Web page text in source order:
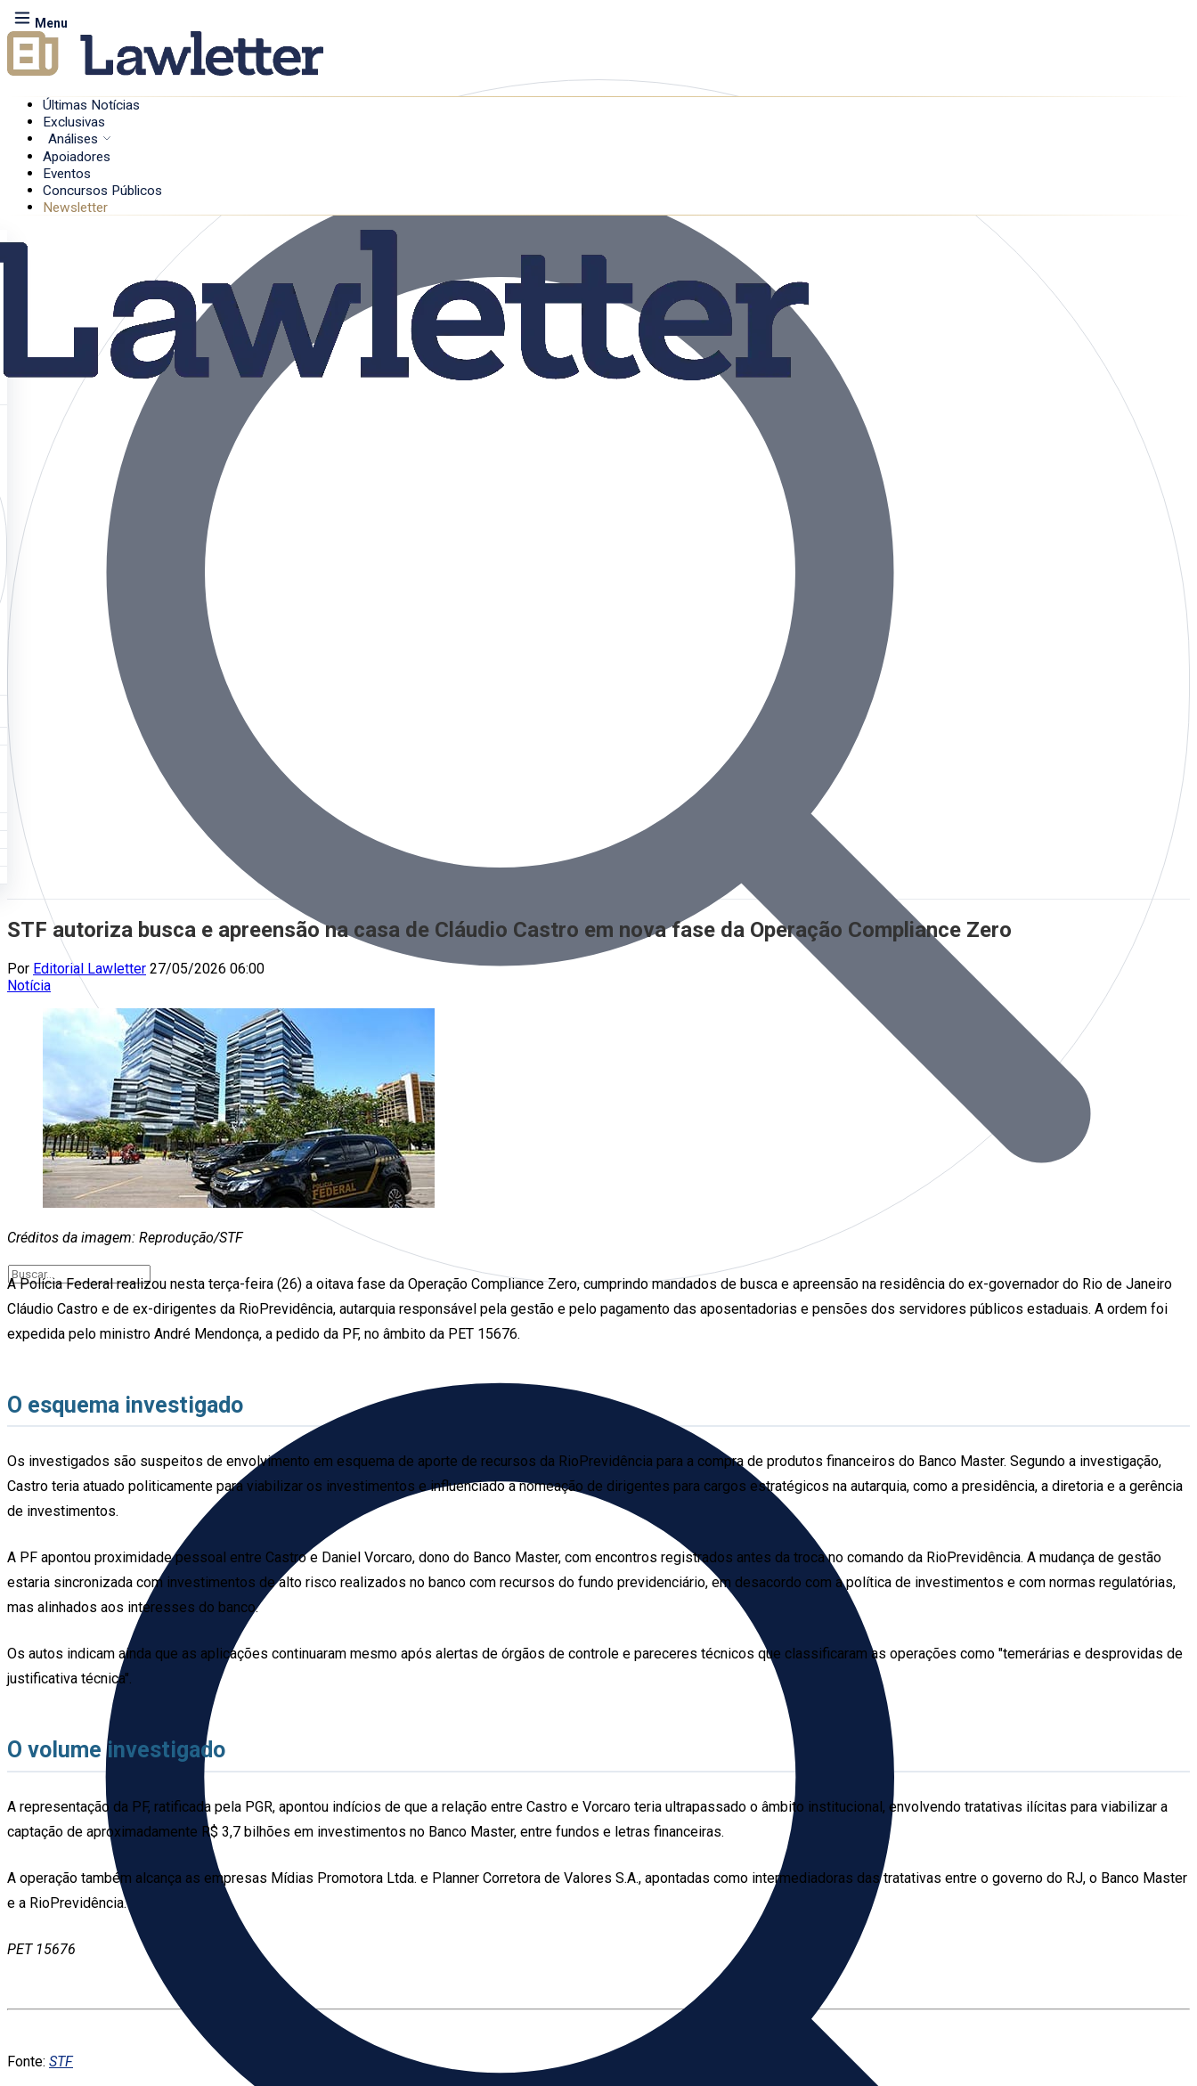
Menu
Últimas Notícias
Exclusivas
Análises
Apoiadores
Eventos
Concursos Públicos
Newsletter
STF autoriza busca e apreensão na casa de Cláudio Castro em nova fase da Operação Compliance Zero
Por Editorial Lawletter 27/05/2026 06:00
Notícia
Créditos da imagem: Reprodução/STF
A Polícia Federal realizou nesta terça-feira (26) a oitava fase da Operação Compliance Zero, cumprindo mandados de busca e apreensão na residência do ex-governador do Rio de Janeiro
Cláudio Castro e de ex-dirigentes da RioPrevidência, autarquia responsável pela gestão e pelo pagamento das aposentadorias e pensões dos servidores públicos estaduais. A ordem foi
expedida pelo ministro André Mendonça, a pedido da PF, no âmbito da PET 15676.
O esquema investigado
Os investigados são suspeitos de envolvimento em esquema de aporte de recursos da RioPrevidência para a compra de produtos financeiros do Banco Master. Segundo a investigação,
Castro teria atuado politicamente para viabilizar os investimentos e influenciado a nomeação de dirigentes para cargos estratégicos na autarquia, como a presidência, a diretoria e a gerência
de investimentos.
A PF apontou proximidade pessoal entre Castro e Daniel Vorcaro, dono do Banco Master, com encontros registrados antes da troca no comando da RioPrevidência. A mudança de gestão
estaria sincronizada com investimentos de alto risco realizados no banco com recursos do fundo previdenciário, em desacordo com a política de investimentos e com normas regulatórias,
mas alinhados aos interesses do banco.
Os autos indicam ainda que as aplicações continuaram mesmo após alertas de órgãos de controle e pareceres técnicos que classificaram as operações como "temerárias e desprovidas de
justificativa técnica".
O volume investigado
A representação da PF, ratificada pela PGR, apontou indícios de que a relação entre Castro e Vorcaro teria ultrapassado o âmbito institucional, envolvendo tratativas ilícitas para viabilizar a
captação de aproximadamente R$ 3,7 bilhões em investimentos no Banco Master, entre fundos e letras financeiras.
A operação também alcança as empresas Mídias Promotora Ltda. e Planner Corretora de Valores S.A., apontadas como intermediadoras das tratativas entre o governo do RJ, o Banco Master
e a RioPrevidência.
PET 15676
Fonte: STF